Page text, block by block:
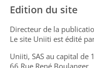
Edition du site
Directeur de la
Le site Uniiti est édité
Uniiti, SAS au capital de
66 Rue René Boulanger